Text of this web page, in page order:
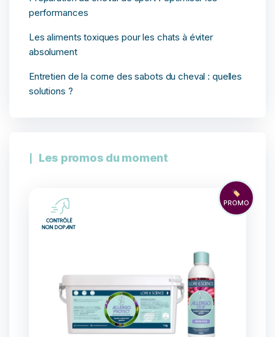
performances
Les aliments toxiques pour les chats à éviter
absolument
Entretien de la corne des sabots du cheval : quelles
solutions ?
Les promos du moment
🏷️
PROMO